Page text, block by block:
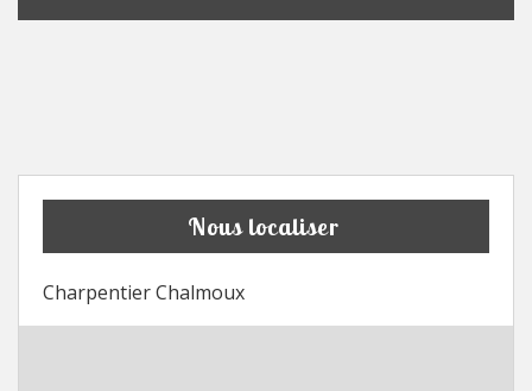
Nous localiser
Charpentier Chalmoux